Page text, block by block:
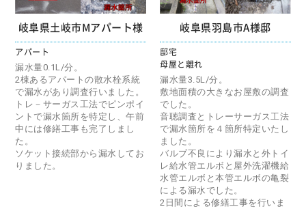
岐阜県土岐市Mアパート様
アパート
漏水量0.1L/分。
2棟あるアパートの散水栓系統
で漏水があり調査行いました。
トレ－サーガス工法でピンポイ
ントで漏水箇所を特定し、午前
中には修繕工事も完了しまし
た。
ソケット接続部から漏水してお
りました。
岐阜県羽島市A様邸
邸宅
母屋と離れ
漏水量3.5L/分。
敷地面積の大きなお屋敷の調査
でした。
音聴調査とトレーサーガス工法
で漏水箇所を４箇所特定いたし
ました。
バルブ不良により漏水と外トイ
レ給水管エルボと屋外洗濯機給
水管エルボと本管エルボの亀裂
による漏水でした。
2日間による修繕工事を行いま